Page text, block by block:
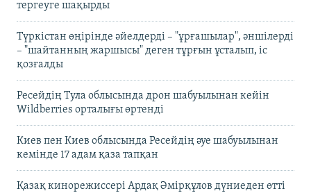
тергеуге шақырды
Түркістан өңірінде әйелдерді – "ұрғашылар", әншілерді
– "шайтанның жаршысы" деген тұрғын ұсталып, іс
қозғалды
Ресейдің Тула облысында дрон шабуылынан кейін
Wildberries орталығы өртенді
Киев пен Киев облысында Ресейдің әуе шабуылынан
кемінде 17 адам қаза тапқан
Қазақ кинорежиссері Ардақ Әмірқұлов дүниеден өтті